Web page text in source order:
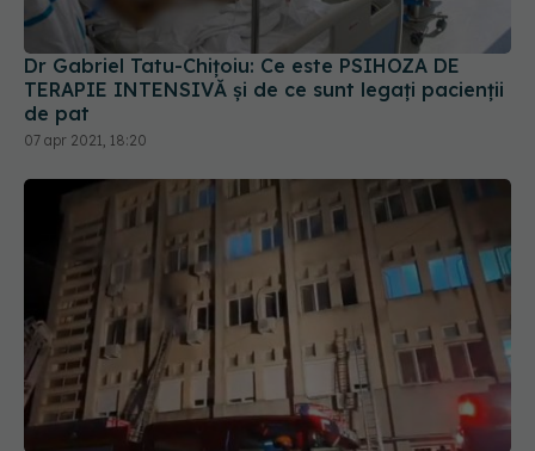
Dr Gabriel Tatu-Chițoiu: Ce este PSIHOZA DE
TERAPIE INTENSIVĂ și de ce sunt legați pacienții
de pat
07 apr 2021, 18:20